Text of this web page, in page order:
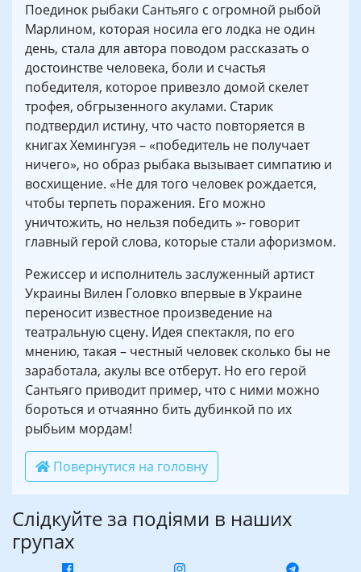
Поединок рыбаки Сантьяго с огромной рыбой
Марлином, которая носила его лодка не один
день, стала для автора поводом рассказать о
достоинстве человека, боли и счастья
победителя, которое привезло домой скелет
трофея, обгрызенного акулами. Старик
подтвердил истину, что часто повторяется в
книгах Хемингуэя – «победитель не получает
ничего», но образ рыбака вызывает симпатию и
восхищение. «Не для того человек рождается,
чтобы терпеть поражения. Его можно
уничтожить, но нельзя победить »- говорит
главный герой слова, которые стали афоризмом.
Режиссер и исполнитель заслуженный артист
Украины Вилен Головко впервые в Украине
переносит известное произведение на
театральную сцену. Идея спектакля, по его
мнению, такая – честный человек сколько бы не
заработала, акулы все отберут. Но его герой
Сантьяго приводит пример, что с ними можно
бороться и отчаянно бить дубинкой по их
рыбьим мордам!
Повернутися на головну
Слідкуйте за подіями в наших
групах